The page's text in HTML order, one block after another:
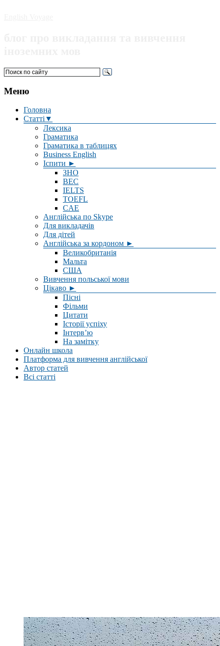
Меню
Головна
Статті▼
Лексика
Граматика
Граматика в таблицях
Business English
Іспити ►
ЗНО
BEC
IELTS
TOEFL
CAE
Англійська по Skype
Для викладачів
Для дітей
Англійська за кордоном ►
Великобританія
Мальта
США
Вивчення польської мови
Цікаво ►
Пісні
Фільми
Цитати
Історії успіху
Інтерв’ю
На замітку
Онлайн школа
Платформа для вивчення англійської
Автор статей
Всі статті